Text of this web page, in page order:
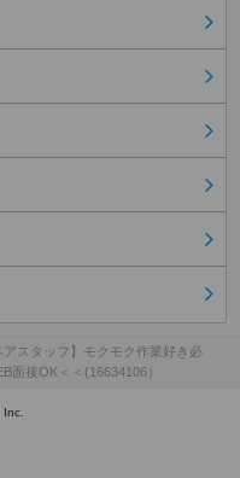
アスタッフ】モクモク作業好き必
面接OK＜＜(16634106）